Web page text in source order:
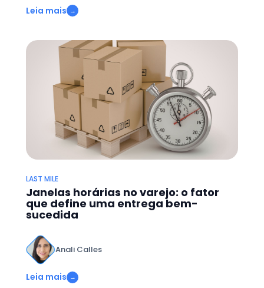
Leia mais →
LAST MILE
Janelas horárias no varejo: o fator
que define uma entrega bem-
sucedida
Anali Calles
Leia mais →